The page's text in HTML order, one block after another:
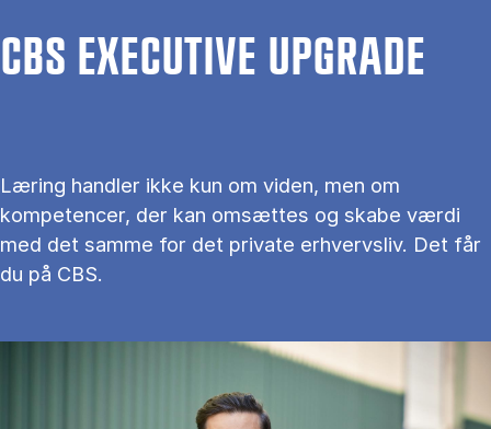
CBS EXECU­TI­VE UPGRADE
Læring handler ikke kun om viden, men om
kompetencer, der kan omsættes og skabe værdi
med det samme for det private erhvervsliv. Det får
du på CBS.